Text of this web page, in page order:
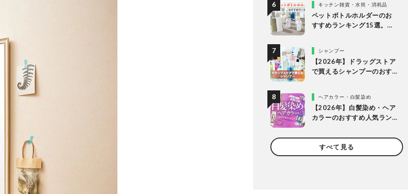
キッチン雑貨・水筒・消耗品
ペットボトルホルダーのお
すすめランキング15選。
シャンプー
【2026年】ドラッグストア
で買えるシャンプーのおす
比較ヘアカラー・白髪染め
【2026年】白髪染め・ヘア
カラーのおすすめ人気ラン
市販製品を明るめ・暗め別
に比較
すべて見る